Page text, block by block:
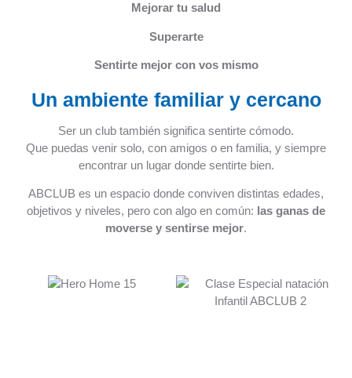
Mejorar tu salud
Superarte
Sentirte mejor con vos mismo
Un ambiente familiar y cercano
Ser un club también significa sentirte cómodo.
Que puedas venir solo, con amigos o en familia, y siempre
encontrar un lugar donde sentirte bien.
ABCLUB es un espacio donde conviven distintas edades,
objetivos y niveles, pero con algo en común: las ganas de
moverse y sentirse mejor.